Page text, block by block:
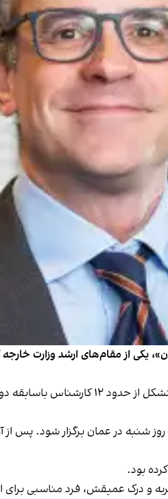
یکی از مقام‌های ارشد وزارت
انتون، مدیر بخش برنامه‌ریزی سیاسی
شنبه در عمان برگزار شود. پس
بود.
و درک عمیقش، فرد مناسبی